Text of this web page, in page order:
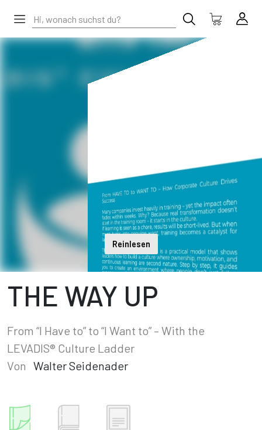
Reinlesen
THE WAY UP
From “I Have to” to “I Want to” – With the
LEVADIS® Culture Ladder
Von Walter Seidenader